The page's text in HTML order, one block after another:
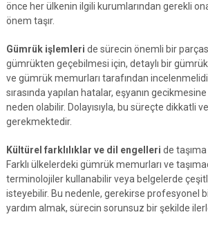
önce her ülkenin ilgili kurumlarından gerekli
önem taşır.
Gümrük işlemleri de sürecin önemli bir
gümrükten geçebilmesi için, detaylı bir gümrük
ve gümrük memurları tarafından
sırasında yapılan hatalar, eşyanın
neden olabilir. Dolayısıyla, bu süreçte dikkatli
gerekmektedir.
Kültürel farklılıklar ve dil engelleri de
Farklı ülkelerdeki gümrük memurları ve
terminolojiler kullanabilir veya belgelerde
isteyebilir. Bu nedenle, gerekirse profesyonel
yardım almak, sürecin sorunsuz bir şekilde